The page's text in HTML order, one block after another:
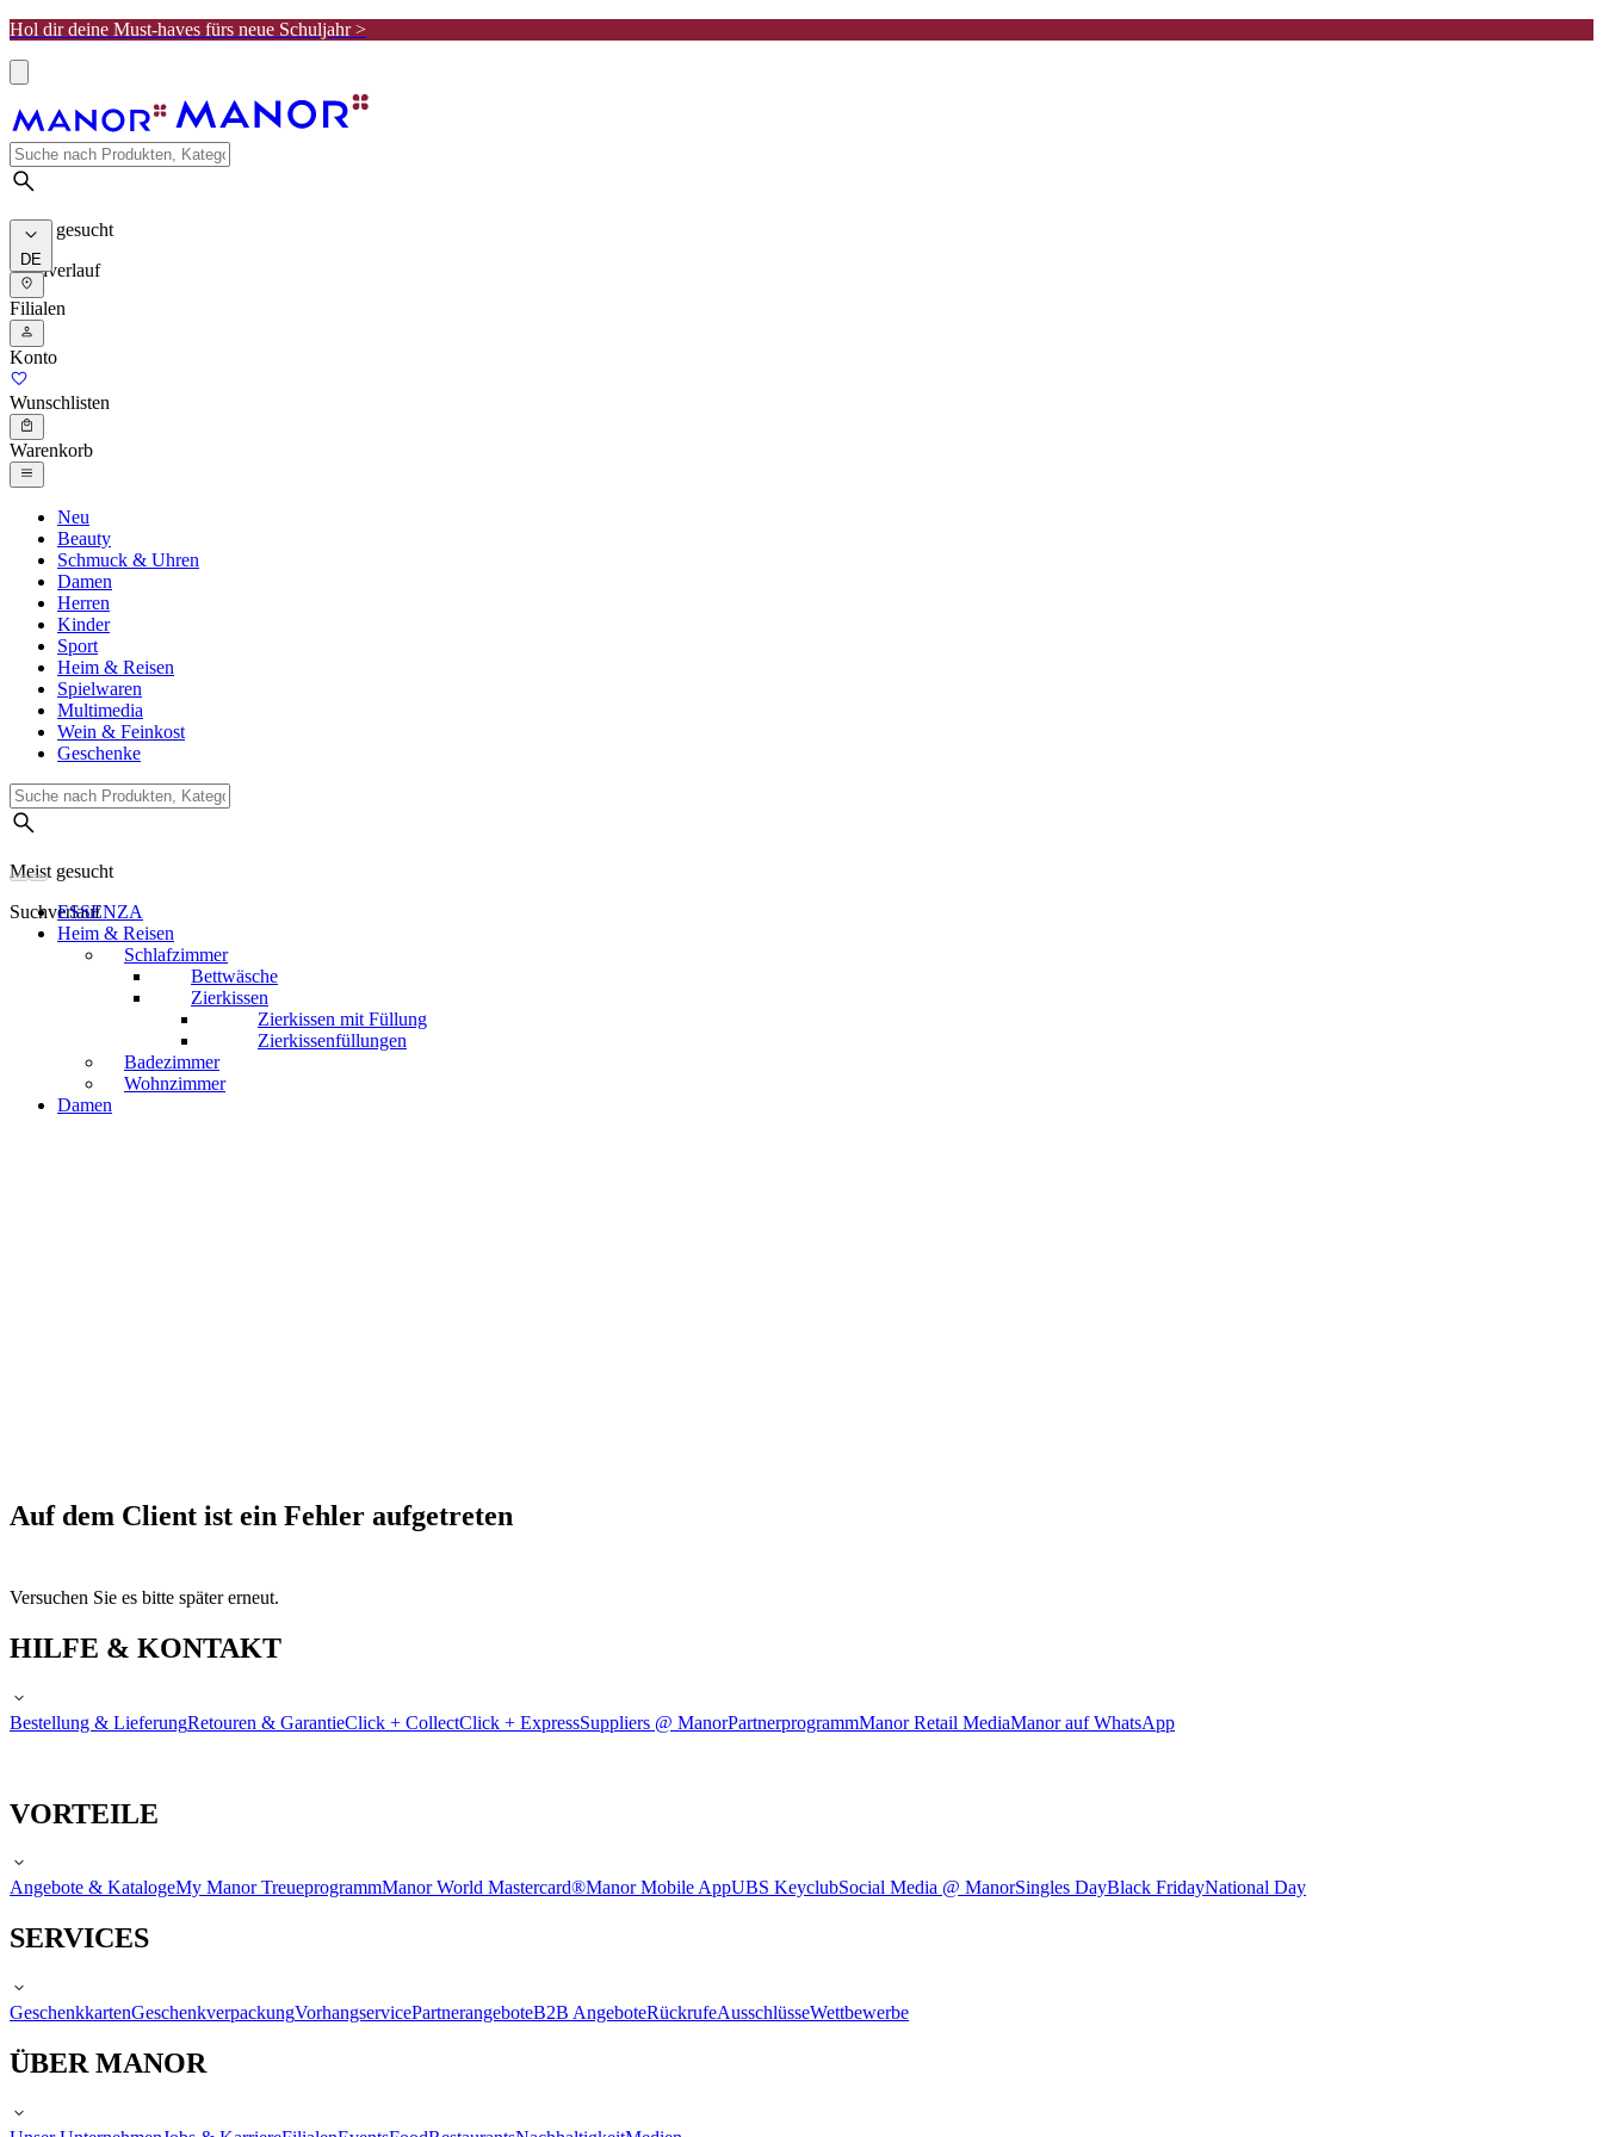
Hol dir deine Must-haves fürs neue Schuljahr >
Meist gesucht
Suchverlauf
DE
Filialen
Konto
Wunschlisten
Warenkorb
Neu
Beauty
Schmuck & Uhren
Damen
Herren
Kinder
Sport
Heim & Reisen
Spielwaren
Multimedia
Wein & Feinkost
Geschenke
Meist gesucht
SuchverlaufESSENZA
Heim & Reisen
Schlafzimmer
Bettwäsche
Zierkissen
Zierkissen mit Füllung
Zierkissenfüllungen
Badezimmer
Wohnzimmer
Damen
Auf dem Client ist ein Fehler aufgetreten
Versuchen Sie es bitte später erneut.
HILFE & KONTAKT
Bestellung & LieferungRetouren & GarantieClick + CollectClick + ExpressSuppliers @ ManorPartnerprogrammManor Retail MediaManor auf WhatsApp
VORTEILE
Angebote & KatalogeMy Manor TreueprogrammManor World Mastercard®Manor Mobile AppUBS KeyclubSocial Media @ ManorSingles DayBlack FridayNational Day
SERVICES
GeschenkkartenGeschenkverpackungVorhangservicePartnerangeboteB2B AngeboteRückrufeAusschlüsseWettbewerbe
ÜBER MANOR